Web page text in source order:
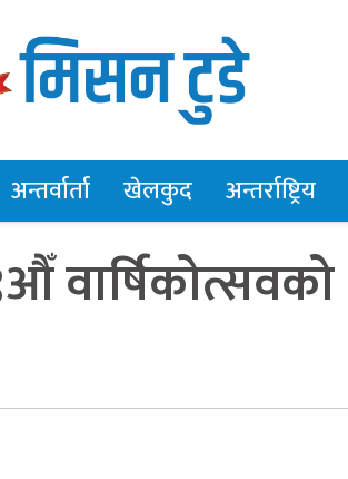
अन्तर्वार्ता खेलकुद अन्तर्राष्ट्रिय
वार्षिकोत्सवको